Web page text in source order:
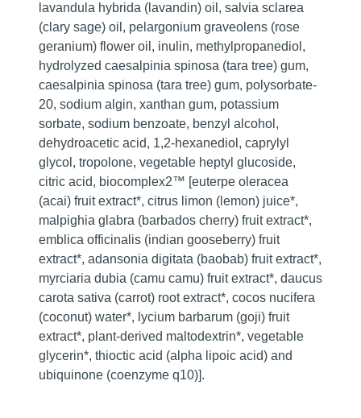
lavandula hybrida (lavandin) oil, salvia sclarea
(clary sage) oil, pelargonium graveolens (rose
geranium) flower oil, inulin, methylpropanediol,
hydrolyzed caesalpinia spinosa (tara tree) gum,
caesalpinia spinosa (tara tree) gum, polysorbate-
20, sodium algin, xanthan gum, potassium
sorbate, sodium benzoate, benzyl alcohol,
dehydroacetic acid, 1,2-hexanediol, caprylyl
glycol, tropolone, vegetable heptyl glucoside,
citric acid, biocomplex2™ [euterpe oleracea
(acai) fruit extract*, citrus limon (lemon) juice*,
malpighia glabra (barbados cherry) fruit extract*,
emblica officinalis (indian gooseberry) fruit
extract*, adansonia digitata (baobab) fruit extract*,
myrciaria dubia (camu camu) fruit extract*, daucus
carota sativa (carrot) root extract*, cocos nucifera
(coconut) water*, lycium barbarum (goji) fruit
extract*, plant-derived maltodextrin*, vegetable
glycerin*, thioctic acid (alpha lipoic acid) and
ubiquinone (coenzyme q10)].